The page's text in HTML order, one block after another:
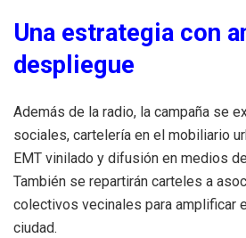
Una estrategia con
despliegue
Además de la radio, la campaña se
sociales, cartelería en el mobiliario
EMT vinilado y difusión en medios
También se repartirán carteles a
colectivos vecinales para amplificar
ciudad.